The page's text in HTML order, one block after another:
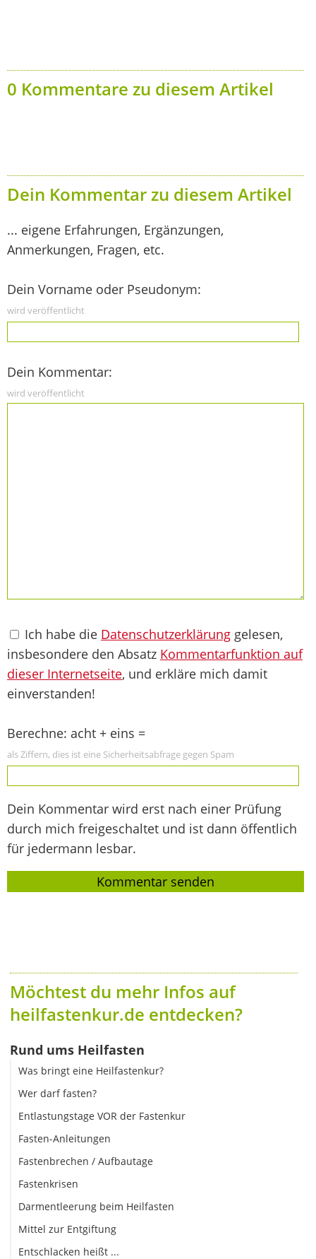
0 Kommentare zu diesem Artikel
Dein Kommentar zu diesem Artikel
... eigene Erfahrungen, Ergänzungen,
Anmerkungen, Fragen, etc.
Dein Vorname oder Pseudonym:
wird veröffentlicht
Dein Kommentar:
wird veröffentlicht
Ich habe die Datenschutzerklärung gelesen,
insbesondere den Absatz Kommentarfunktion auf
dieser Internetseite, und erkläre mich damit
einverstanden!
Berechne: acht + eins =
als Ziffern, dies ist eine Sicherheitsabfrage gegen Spam
Dein Kommentar wird erst nach einer Prüfung
durch mich freigeschaltet und ist dann öffentlich
für jedermann lesbar.
Möchtest du mehr Infos auf
heilfastenkur.de entdecken?
Rund ums Heilfasten
Was bringt eine Heilfastenkur?
Wer darf fasten?
Entlastungstage VOR der Fastenkur
Fasten-Anleitungen
Fastenbrechen / Aufbautage
Fastenkrisen
Darmentleerung beim Heilfasten
Mittel zur Entgiftung
Entschlacken heißt ...